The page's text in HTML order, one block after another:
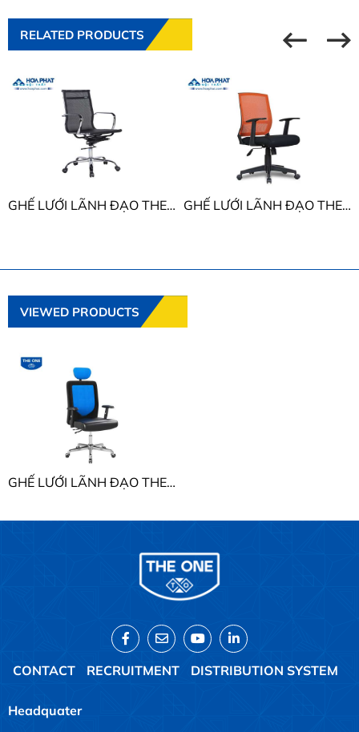
RELATED PRODUCTS
GHẾ LƯỚI LÃNH ĐẠO THE ONE GL203 GHẾ LƯỚI LÃNH ĐẠO THE ONE GL214
VIEWED PRODUCTS
GHẾ LƯỚI LÃNH ĐẠO THE ONE GL330
CONTACT RECRUITMENT DISTRIBUTION SYSTEM
Headquater